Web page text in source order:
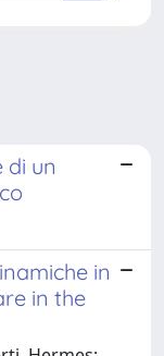
di un
in
in the